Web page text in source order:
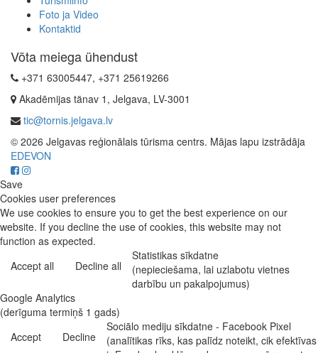
Foto ja Video
Kontaktid
Võta meiega ühendust
+371 63005447, +371 25619266
Akadēmijas tänav 1, Jelgava, LV-3001
tic@tornis.jelgava.lv
© 2026 Jelgavas reģionālais tūrisma centrs. Mājas lapu izstrādāja
EDEVON
Save
Cookies user preferences
We use cookies to ensure you to get the best experience on our
website. If you decline the use of cookies, this website may not
function as expected.
Accept all
Decline all
Statistikas sīkdatne
(nepieciešama, lai uzlabotu vietnes
darbību un pakalpojumus)
Google Analytics
(derīguma termiņš 1 gads)
Accept
Decline
Sociālo mediju sīkdatne - Facebook Pixel
(analītikas rīks, kas palīdz noteikt, cik efektīvas